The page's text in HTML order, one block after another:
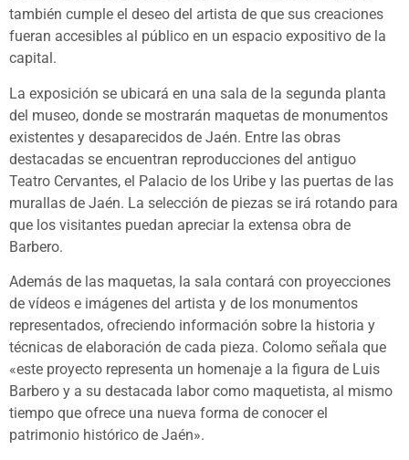
también cumple el deseo del artista de que sus creaciones
fueran accesibles al público en un espacio expositivo de la
capital.
La exposición se ubicará en una sala de la segunda planta
del museo, donde se mostrarán maquetas de monumentos
existentes y desaparecidos de Jaén. Entre las obras
destacadas se encuentran reproducciones del antiguo
Teatro Cervantes, el Palacio de los Uribe y las puertas de las
murallas de Jaén. La selección de piezas se irá rotando para
que los visitantes puedan apreciar la extensa obra de
Barbero.
Además de las maquetas, la sala contará con proyecciones
de vídeos e imágenes del artista y de los monumentos
representados, ofreciendo información sobre la historia y
técnicas de elaboración de cada pieza. Colomo señala que
«este proyecto representa un homenaje a la figura de Luis
Barbero y a su destacada labor como maquetista, al mismo
tiempo que ofrece una nueva forma de conocer el
patrimonio histórico de Jaén».